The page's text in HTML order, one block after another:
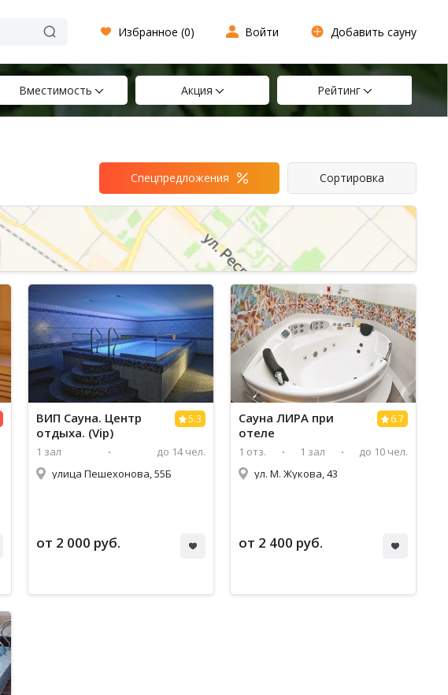
Избранное (0) Войти Добавить сауну
Вместимость Акция Рейтинг
Спецпредложения Сортировка
5.3
ВИП Сауна. Центр
отдыха. (Vip)
1 зал
до 14 чел.
улица Пешехонова, 55Б
от 2 000 руб.
6.7
Сауна ЛИРА при
отеле
1 отз. 1 зал
до 10 чел.
ул. М. Жукова, 43
от 2 400 руб.